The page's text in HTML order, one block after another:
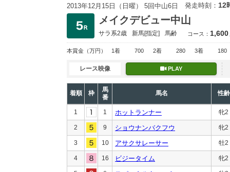
2013年12月15日（日曜） 5回中山6日 発走時刻： 12
メイクデビュー中山
サラ系2歳 新馬[指定] 馬齢 コース： 1,600
本賞金 （万円） 1着 700 2着 280 3着 180
レース映像 PLAY
着順 枠
馬
番
馬名 性齢
1 1 ホットランナー 牝2
2 9 ショウナンバクフウ 牝2
3 10 アサクサレーサー 牡2
4 16 ビジータイム 牝2